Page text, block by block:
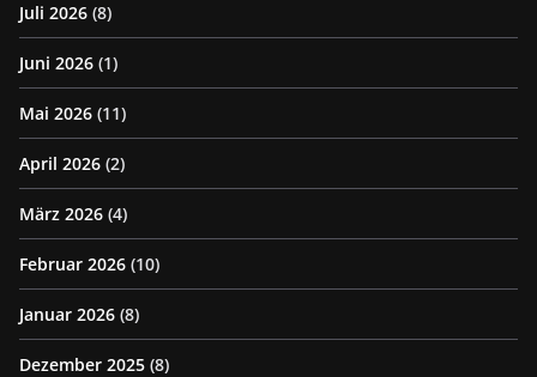
Juli 2026 (8)
Juni 2026 (1)
Mai 2026 (11)
April 2026 (2)
März 2026 (4)
Februar 2026 (10)
Januar 2026 (8)
Dezember 2025 (8)